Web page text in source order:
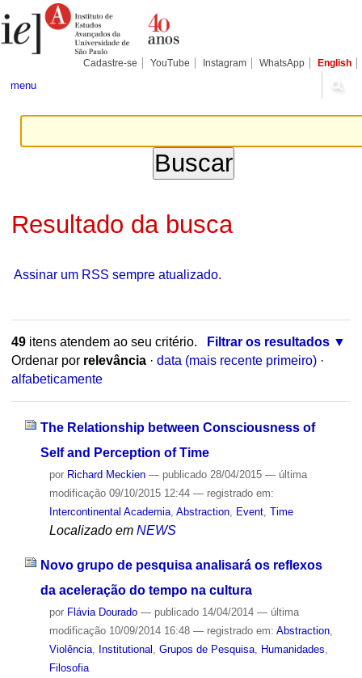
para
conteúdo.
Pessoais
Cadastre-se YouTube Instagram WhatsApp English
menu
Resultado da busca
Assinar um RSS sempre atualizado.
49itens atendem ao seu critério.
Filtrar os resultados
Ordenar por relevância · data (mais recente primeiro) ·
alfabeticamente
The Relationship between Consciousness of
Self and Perception of Time
por Richard Meckien — publicado28/04/2015 — última
modificação09/10/2015 12:44 — registrado em:
Intercontinental Academia, Abstraction, Event, Time
Localizado em NEWS
Novo grupo de pesquisa analisará os reflexos
da aceleração do tempo na cultura
por Flávia Dourado — publicado14/04/2014 — última
modificação10/09/2014 16:48 — registrado em: Abstraction,
Violência, Institutional Grupos de Pesquisa, Humanidades
Filosofia